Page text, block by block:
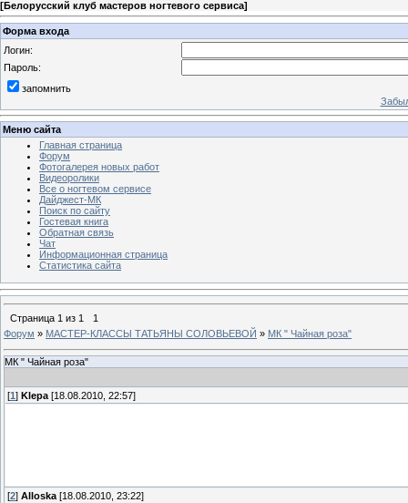
[Белорусский клуб мастеров ногтевого сервиса]
Форма входа
Логин:
Пароль:
запомнить
Меню сайта
Главная страница
Форум
Фотогалерея новых работ
Видеоролики
Все о ногтевом сервисе
Дайджест-МК
Поиск по сайту
Гостевая книга
Обратная связь
Чат
Информационная страница
Статистика сайта
Страница 1 из 1
1
Форум » МАСТЕР-КЛАССЫ ТАТЬЯНЫ СОЛОВЬЕВОЙ » МК " Чайная роза"
МК " Чайная роза"
[1 ] Klepa [18.08.2010, 22:57]
[2] Alloska [18.08.2010, 23:22]